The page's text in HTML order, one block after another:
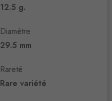
12.5 g.
Diamètre
29.5 mm
Rareté
Rare variété